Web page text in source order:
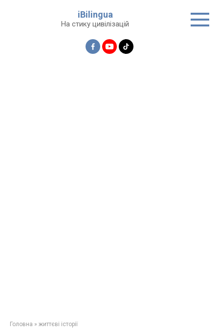
iBilingua
На стику цивілізацій
Головна » життєві історії